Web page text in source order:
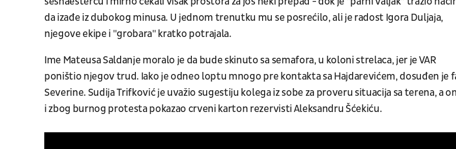
da izađe iz dubokog minusa. U jednom trenutku mu se posrećilo, ali je radost Igora Duljaja,
njegove ekipe i "grobara" kratko potrajala.
Ime Mateusa Saldanje moralo je da bude skinuto sa semafora, u koloni strelaca, jer je VAR
poništio njegov trud. Iako je odneo loptu mnogo pre kontakta sa Hajdarevićem, dosuđen je
Severine. Sudija Trifković je uvažio sugestiju kolega iz sobe za proveru situacija sa terena, a
i zbog burnog protesta pokazao crveni karton rezervisti Aleksandru Šćekiću.